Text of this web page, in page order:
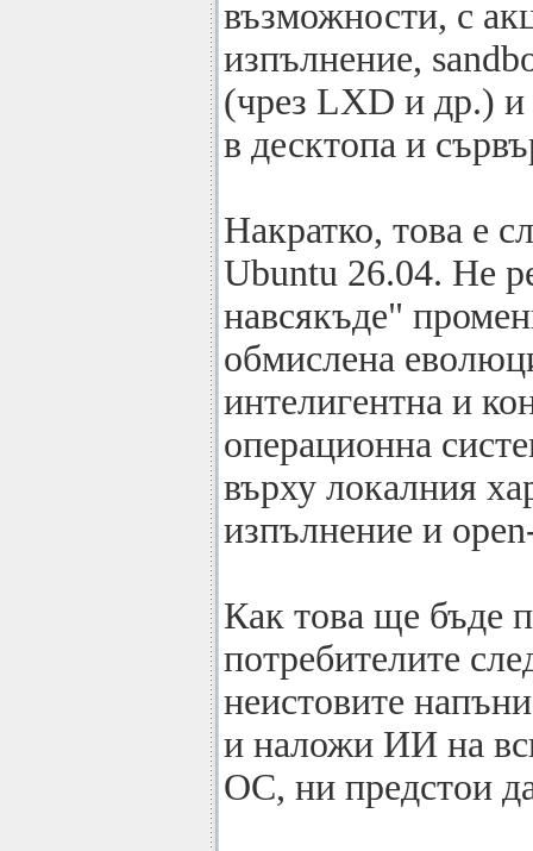
възможности, с
изпълнение,
(чрез LXD и др.) и
в десктопа и
Накратко, това е
Ubuntu 26.04. Не
навсякъде"
обмислена
интелигентна и
операционна
върху локалния
изпълнение и
Как това ще бъде
потребителите
неистовите
и наложи ИИ на
ОС, ни предстои